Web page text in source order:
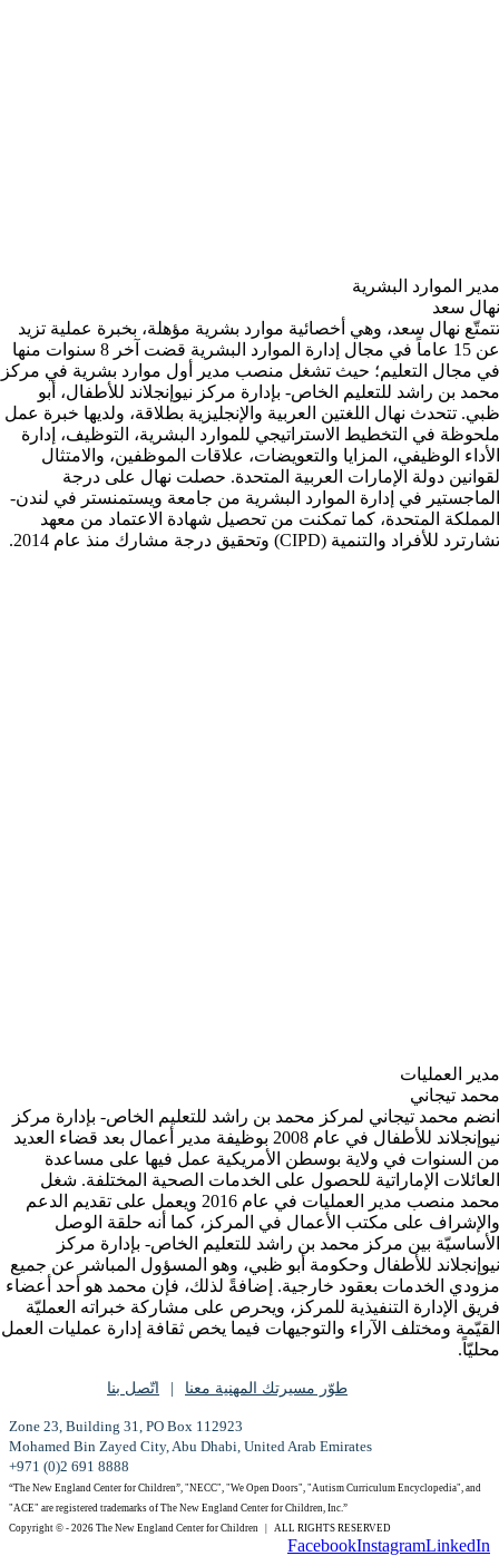
مدير الموارد البشرية
نهال سعد
تتمتّع نهال سعد، وهي أخصائية موارد بشرية مؤهلة، بخبرة عملية تزيد
عن 15 عاماً في مجال إدارة الموارد البشرية قضت آخر 8 سنوات منها
في مجال التعليم؛ حيث تشغل منصب مدير أول موارد بشرية في مركز
محمد بن راشد للتعليم الخاص- بإدارة مركز نيوإنجلاند للأطفال، أبو
ظبي. تتحدث نهال اللغتين العربية والإنجليزية بطلاقة، ولديها خبرة عمل
ملحوظة في التخطيط الاستراتيجي للموارد البشرية، التوظيف، إدارة
الأداء الوظيفي، المزايا والتعويضات، علاقات الموظفين، والامتثال
لقوانين دولة الإمارات العربية المتحدة. حصلت نهال على درجة
الماجستير في إدارة الموارد البشرية من جامعة ويستمنستر في لندن-
المملكة المتحدة، كما تمكنت من تحصيل شهادة الاعتماد من معهد
تشارترد للأفراد والتنمية (CIPD) وتحقيق درجة مشارك منذ عام 2014.
مدير العمليات
محمد تيجاني
انضم محمد تيجاني لمركز محمد بن راشد للتعليم الخاص- بإدارة مركز
نيوإنجلاند للأطفال في عام 2008 بوظيفة مدير أعمال بعد قضاء العديد
من السنوات في ولاية بوسطن الأمريكية عمل فيها على مساعدة
العائلات الإماراتية للحصول على الخدمات الصحية المختلفة. شغل
محمد منصب مدير العمليات في عام 2016 ويعمل على تقديم الدعم
والإشراف على مكتب الأعمال في المركز، كما أنه حلقة الوصل
الأساسيّة بين مركز محمد بن راشد للتعليم الخاص- بإدارة مركز
نيوإنجلاند للأطفال وحكومة أبو ظبي، وهو المسؤول المباشر عن جميع
مزودي الخدمات بعقود خارجية. إضافةً لذلك، فإن محمد هو أحد أعضاء
فريق الإدارة التنفيذية للمركز، ويحرص على مشاركة خبراته العمليّة
القيّمة ومختلف الآراء والتوجيهات فيما يخص ثقافة إدارة عمليات العمل
محليّاً.
طوّر مسيرتك المهنية معنا اتّصل بنا
Zone 23, Building 31, PO Box 112923
Mohamed Bin Zayed City, Abu Dhabi, United Arab Emirates
+971 (0)2 691 8888
“The New England Center for Children”, "NECC", "We Open Doors", "Autism Curriculum Encyclopedia", and
"ACE" are registered trademarks of The New England Center for Children, Inc.”
Copyright © - 2026 The New England Center for Children | ALL RIGHTS RESERVED
FacebookInstagramLinkedIn